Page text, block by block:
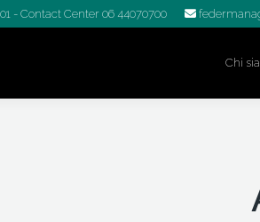
- Contact Center 06 44070700
Chi